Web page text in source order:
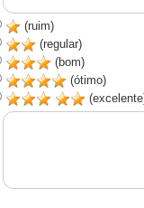
(ruim)
(regular)
(bom)
(ótimo)